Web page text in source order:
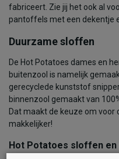
fabriceert. Zie jij het ook al
pantoffels met een dekentje
Duurzame sloffen
De Hot Potatoes dames en
buitenzool is namelijk
gerecyclede kunststof
binnenzool gemaakt van
Dat maakt de keuze om
makkelijker!
Hot Potatoes sloffen